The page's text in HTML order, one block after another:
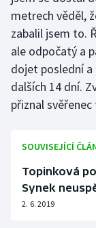
metrech věděl,
zabalil jsem to.
ale odpočatý a
dojet poslední a
dalších 14 dní.
přiznal
SOUVISEJÍCÍ
Topinková
Synek
2. 6. 2019